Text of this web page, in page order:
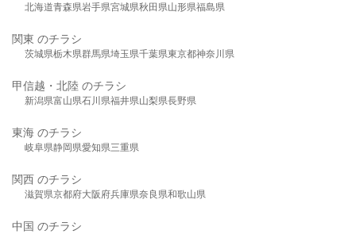
北海道青森県岩手県宮城県秋田県山形県福島県
関東 のチラシ
茨城県栃木県群馬県埼玉県千葉県東京都神奈川県
甲信越・北陸 のチラシ
新潟県富山県石川県福井県山梨県長野県
東海 のチラシ
岐阜県静岡県愛知県三重県
関西 のチラシ
滋賀県京都府大阪府兵庫県奈良県和歌山県
中国 のチラシ